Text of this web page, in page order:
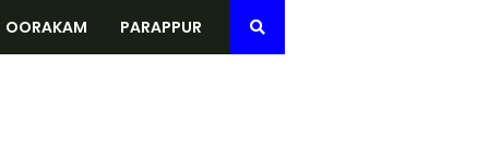
മരുന്ന് വിതരണം നടത്തി
നേരിട്ടെത്തി
യാത്രയയപ്പും ആദരവും
OORAKAM PARAPPUR